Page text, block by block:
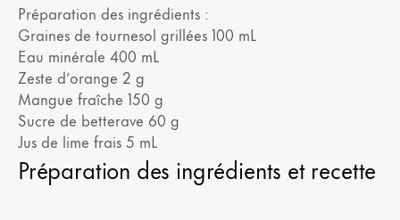
Préparation des ingrédients :
Graines de tournesol grillées 100 mL
Eau minérale 400 mL
Zeste d’orange 2 g
Mangue fraîche 150 g
Sucre de betterave 60 g
Jus de lime frais 5 mL
Préparation des ingrédients et recette